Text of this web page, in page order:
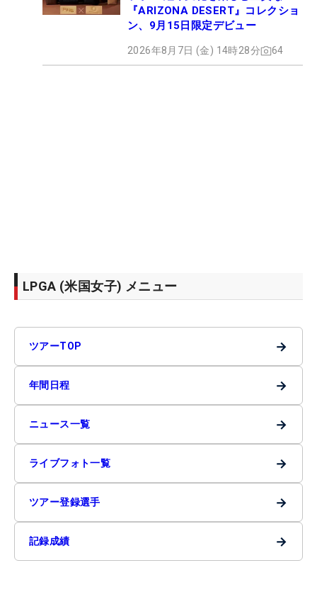
『ARIZONA DESERT』コレクショ
ン、9月15日限定デビュー
2026年8月7日 (金) 14時28分 64
LPGA (米国女子) メニュー
ツアーTOP →
年間日程 →
ニュース一覧 →
ライブフォト一覧 →
ツアー登録選手 →
記録成績 →